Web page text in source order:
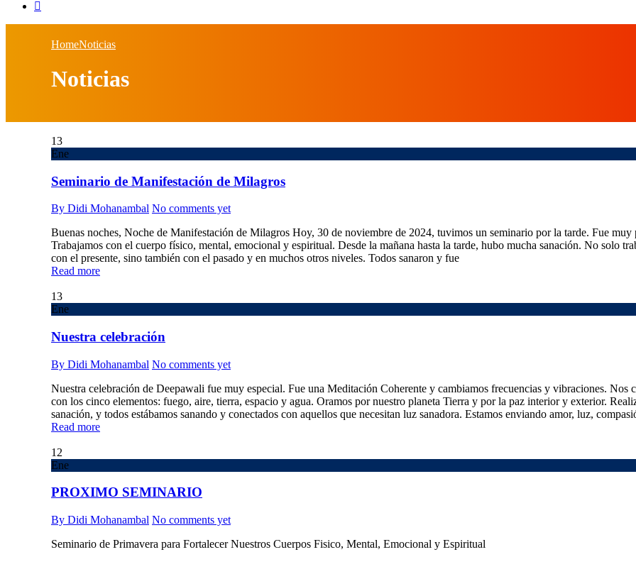
HomeNoticias
Noticias
13
Ene
Seminario de Manifestación de Milagros
By Didi Mohanambal No comments yet
Buenas noches, Noche de Manifestación de Milagros Hoy, 30 de noviembre de 2024, tuvimos un seminario por la tarde. Fue muy
Trabajamos con el cuerpo físico, mental, emocional y espiritual. Desde la mañana hasta la tarde, hubo mucha sanación. No solo
con el presente, sino también con el pasado y en muchos otros niveles. Todos sanaron y fue
Read more
13
Ene
Nuestra celebración
By Didi Mohanambal No comments yet
Nuestra celebración de Deepawali fue muy especial. Fue una Meditación Coherente y cambiamos frecuencias y vibraciones. Nos
con los cinco elementos: fuego, aire, tierra, espacio y agua. Oramos por nuestro planeta Tierra y por la paz interior y exterior.
sanación, y todos estábamos sanando y conectados con aquellos que necesitan luz sanadora. Estamos enviando amor, luz,
Read more
12
Ene
PROXIMO SEMINARIO
By Didi Mohanambal No comments yet
Seminario de Primavera para Fortalecer Nuestros Cuerpos Fisico, Mental, Emocional y Espiritual